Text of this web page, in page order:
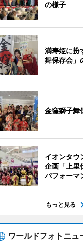
の様子
満寿姫に扮
舞保存会」
金窪獅子舞
イオンタウ
企画「上里
パフォーマ
もっと見る
ワールドフォトニュ